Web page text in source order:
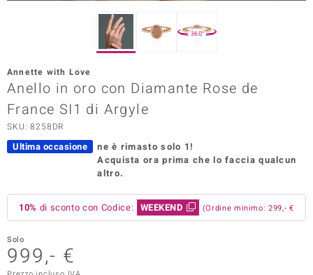
Paraíso
del Boss
360°
Annette with Love
Anello in oro con Diamante Rose de
France SI1 di Argyle
SKU: 8258DR
Ultima occasione
ne è rimasto solo 1!
Acquista ora prima che lo faccia qualcun
altro.
10% di sconto con Codice: WEEKEND (Ordine minimo: 299,- €
Solo
999,- €